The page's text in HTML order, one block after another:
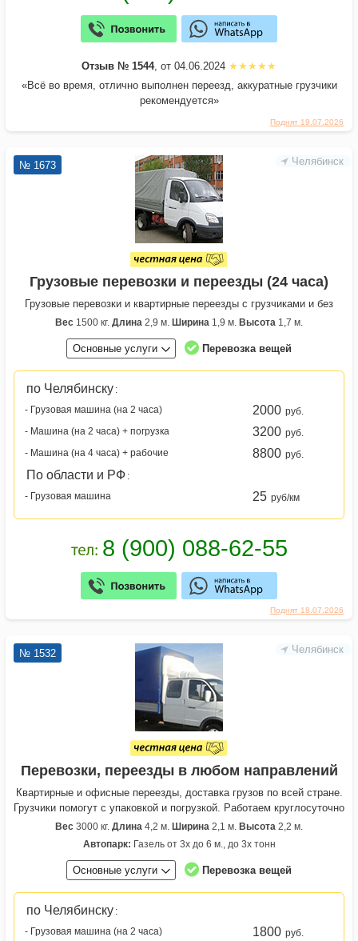
Поднят 19.07.2026
Отзыв № 1544, от 04.06.2024
«Всё во время, отлично выполнен переезд, аккуратные грузчики
рекомендуется»
Челябинск
Поднят 18.07.2026
№ 1673
Грузовые перевозки и переезды (24 часа)
Грузовые перевозки и квартирные переезды с грузчиками и без
Вес 1500 кг. Длина 2,9 м. Ширина 1,9 м. Высота 1,7 м.
Основные услуги Перевозка вещей
по Челябинску :
- Грузовая машина (на 2 часа)
2000 руб.
- Машина (на 2 часа) + погрузка
3200 руб.
- Машина (на 4 часа) + рабочие
8800 руб.
По области и РФ :
- Грузовая машина
25 руб/км
Челябинск
№ 1532
Перевозки, переезды в любом направлений
Квартирные и офисные переезды, доставка грузов по всей стране.
Грузчики помогут с упаковкой и погрузкой. Работаем круглосуточно
Вес 3000 кг. Длина 4,2 м. Ширина 2,1 м. Высота 2,2 м.
Автопарк: Газель от 3х до 6 м., до 3х тонн
Основные услуги Перевозка вещей
по Челябинску :
- Грузовая машина (на 2 часа)
1800 руб.